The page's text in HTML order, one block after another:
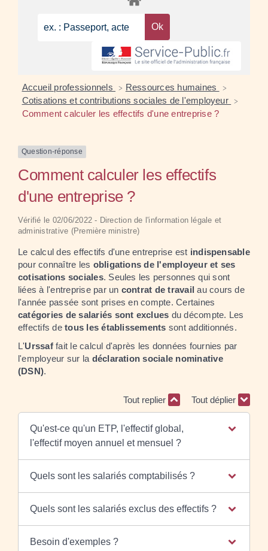
Accueil professionnels > Ressources humaines >
Cotisations et contributions sociales de l'employeur >
Comment calculer les effectifs d'une entreprise ?
Question-réponse
Comment calculer les effectifs
d'une entreprise ?
Vérifié le 02/06/2022 - Direction de l'information légale et
administrative (Première ministre)
Le calcul des effectifs d'une entreprise est indispensable
pour connaître les obligations de l'employeur et ses
cotisations sociales. Seules les personnes qui sont
liées à l'entreprise par un contrat de travail au cours de
l'année passée sont prises en compte. Certaines
catégories de salariés sont exclues du décompte. Les
effectifs detous les établissements sont additionnés.
L'Urssaffait le calcul d'après les données fournies par
l'employeur sur la déclaration sociale nominative
(DSN).
Tout replier Tout déplier
Qu'est-ce qu'un ETP, l'effectif global,
l'effectif moyen annuel et mensuel ?
Quels sont les salariés comptabilisés ?
Quels sont les salariés exclus des effectifs ?
Besoin d'exemples ?